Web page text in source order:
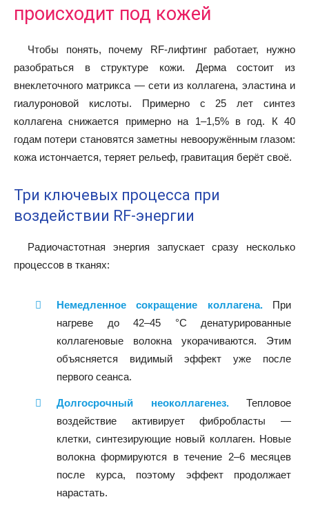
происходит под кожей
Чтобы понять, почему RF-лифтинг работает, нужно
разобраться в структуре кожи. Дерма состоит из
внеклеточного матрикса — сети из коллагена, эластина и
гиалуроновой кислоты. Примерно с 25 лет синтез
коллагена снижается примерно на 1–1,5% в год. К 40
годам потери становятся заметны невооружённым глазом:
кожа истончается, теряет рельеф, гравитация берёт своё.
Три ключевых процесса при
воздействии RF-энергии
Радиочастотная энергия запускает сразу несколько
процессов в тканях:
Немедленное сокращение коллагена.При
нагреве до 42–45 °C денатурированные
коллагеновые волокна укорачиваются. Этим
объясняется видимый эффект уже после
первого сеанса.
Долгосрочный неоколлагенез.Тепловое
воздействие активирует фибробласты —
клетки, синтезирующие новый коллаген. Новые
волокна формируются в течение 2–6 месяцев
после курса, поэтому эффект продолжает
нарастать.